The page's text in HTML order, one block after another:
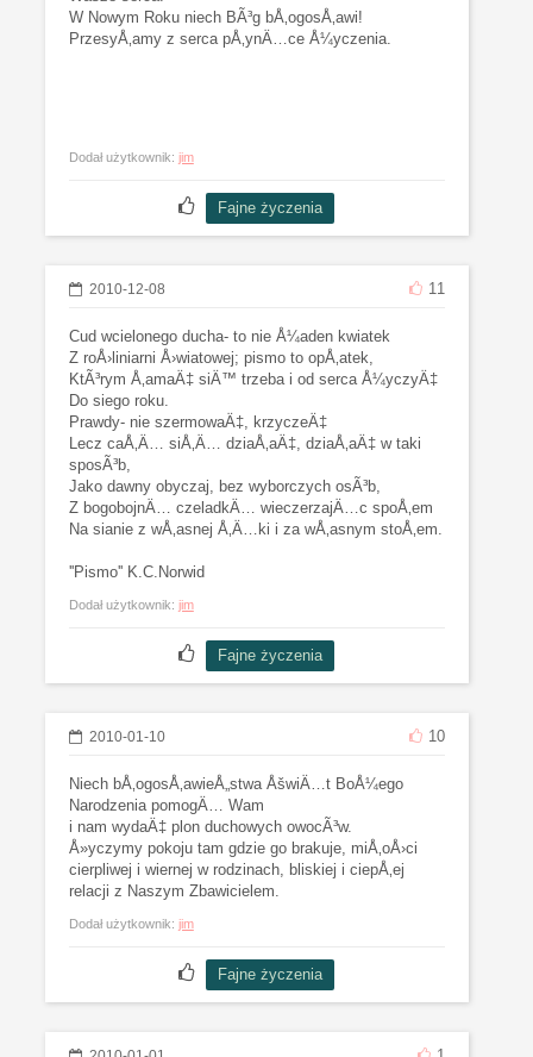
W Nowym Roku niech BÃ³g bÅ‚ogosÅ‚awi!
PrzesyÅ‚amy z serca pÅ‚ynÄ…ce Å¼yczenia.
Dodał użytkownik: jim
2010-12-08 11
Cud wcielonego ducha- to nie Å¼aden kwiatek
Z roÅ›liniarni Å›wiatowej; pismo to opÅ‚atek,
KtÃ³rym Å‚amaÄ‡ siÄ™ trzeba i od serca Å¼yczyÄ‡
Do siego roku.
Prawdy- nie szermowaÄ‡, krzyczeÄ‡
Lecz caÅ‚Ä… siÅ‚Ä… dziaÅ‚aÄ‡, dziaÅ‚aÄ‡ w taki
sposÃ³b,
Jako dawny obyczaj, bez wyborczych osÃ³b,
Z bogobojnÄ… czeladkÄ… wieczerzajÄ…c spoÅ‚em
Na sianie z wÅ‚asnej Å‚Ä…ki i za wÅ‚asnym stoÅ‚em.
''Pismo'' K.C.Norwid
Dodał użytkownik: jim
2010-01-10 10
Niech bÅ‚ogosÅ‚awieÅ„stwa ÅšwiÄ…t BoÅ¼ego
Narodzenia pomogÄ… Wam
i nam wydaÄ‡ plon duchowych owocÃ³w.
Å»yczymy pokoju tam gdzie go brakuje, miÅ‚oÅ›ci
cierpliwej i wiernej w rodzinach, bliskiej i ciepÅ‚ej
relacji z Naszym Zbawicielem.
Dodał użytkownik: jim